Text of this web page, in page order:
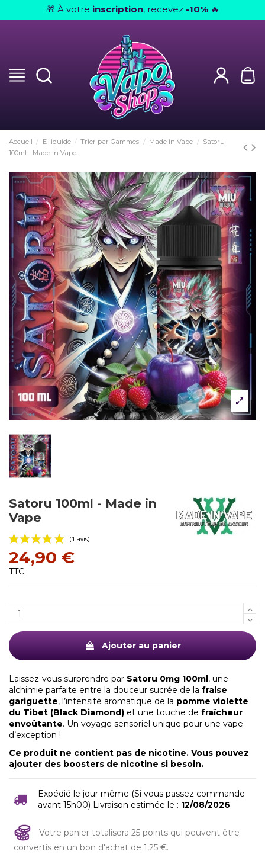
🎁 À votre inscription, recevez -10% 🔥
Accueil E-liquide Trier par Gammes Made in Vape
Satoru
100ml - Made in Vape
Satoru 100ml - Made in
Vape
(1 avis)
24,90 €
TTC
Ajouter au panier
Laissez-vous surprendre par Satoru 0mg 100ml, une
alchimie parfaite entre la douceur sucrée de la fraise
gariguette, l’intensité aromatique de la pomme violette
du Tibet (Black Diamond) et une touche de fraîcheur
envoûtante. Un voyage sensoriel unique pour une vape
d’exception !
Ce produit ne contient pas de nicotine. Vous pouvez
ajouter des boosters de nicotine si besoin.
Expédié le jour même (Si vous passez commande
avant 15h00) Livraison estimée le : 12/08/2026
Votre panier totalisera 25 points qui peuvent être
convertis en un bon d'achat de 1,25 €.